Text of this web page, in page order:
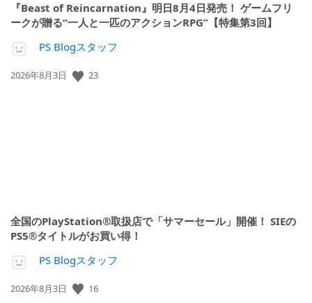
『Beast of Reincarnation』明日8月4日発売！ ゲームフリ
ークが贈る“一人と一匹のアクションRPG”【特集第3回】
PS Blogスタッフ
公
2026年8月3日 23
全国のPlayStation®取扱店で「サマーセール」開催！ SIEの
PS5®タイトルがお買い得！
PS Blogスタッフ
公
2026年8月3日 16